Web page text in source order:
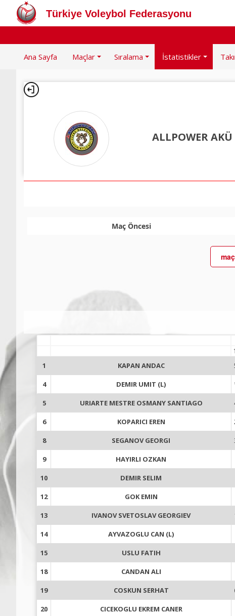
Türkiye Voleybol Federasyonu
Ana Sayfa Maçlar Sıralama İstatistikler
ALLPOWER AKÜ
Maç Öncesi
1
1 KAPAN ANDAC
4 DEMIR UMIT (L)
5 URIARTE MESTRE OSMANY SANTIAGO
6 KOPARICI EREN
8 SEGANOV GEORGI
9 HAYIRLI OZKAN
10 DEMIR SELIM
12 GOK EMIN
13 IVANOV SVETOSLAV GEORGIEV
14 AYVAZOGLU CAN (L)
15 USLU FATIH
18 CANDAN ALI
19 COSKUN SERHAT
20 CICEKOGLU EKREM CANER